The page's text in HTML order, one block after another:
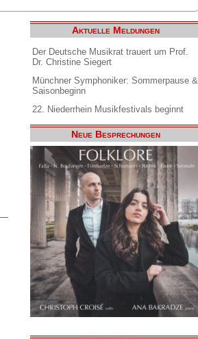
Aktuelle Meldungen
Der Deutsche Musikrat trauert um Prof.
Dr. Christine Siegert
Münchner Symphoniker: Sommerpause &
Saisonbeginn
22. Niederrhein Musikfestivals beginnt
Neue Besprechungen